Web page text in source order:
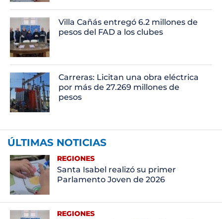
Villa Cañás entregó 6.2 millones de
pesos del FAD a los clubes
Carreras: Licitan una obra eléctrica
por más de 27.269 millones de
pesos
ÚLTIMAS NOTICIAS
REGIONES
Santa Isabel realizó su primer
Parlamento Joven de 2026
REGIONES